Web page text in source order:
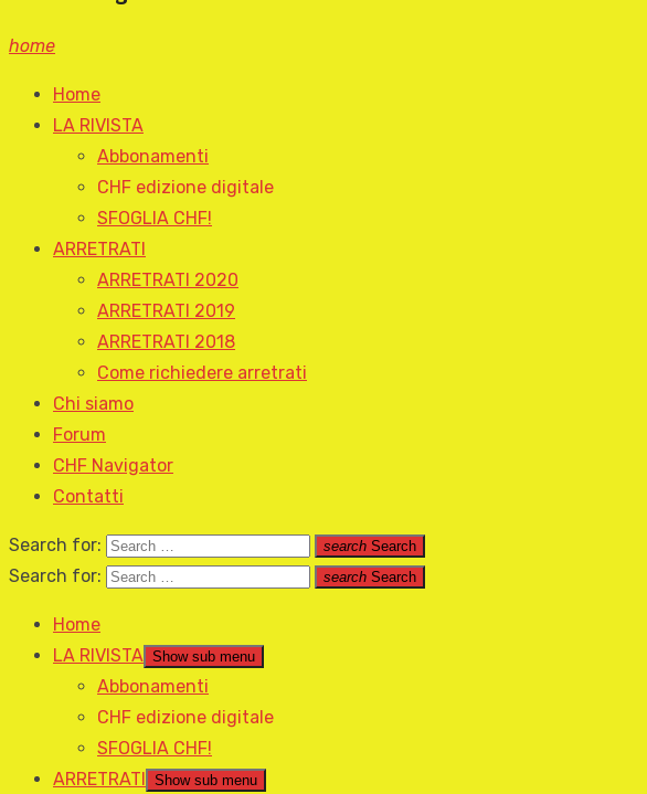
home
Home
LA RIVISTA
Abbonamenti
CHF edizione digitale
SFOGLIA CHF!
ARRETRATI
ARRETRATI 2020
ARRETRATI 2019
ARRETRATI 2018
Come richiedere arretrati
Chi siamo
Forum
CHF Navigator
Contatti
Search for: search Search
Search for: search Search
Home
LA RIVISTA Show sub menu
Abbonamenti
CHF edizione digitale
SFOGLIA CHF!
ARRETRATI
Show sub menu